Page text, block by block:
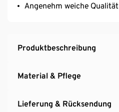
Angenehm weiche Qualität
Produktbeschreibung
Material & Pflege
Lieferung & Rücksendung